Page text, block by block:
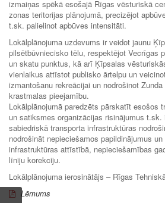
izmaiņas spēkā esošajā Rīgas vēsturiskā
zonas teritorijas plānojumā, precizējot
t.sk. palielinot apbūves intensitāti.
Lokālplānojuma uzdevums ir veidot jaunu
pilsētbūvniecisko tēlu, respektējot Vecrīgas
un skatu punktus, kā arī Ķīpsalas
vienlaikus attīstot publisko ārtelpu un
izmantošanu rekreācijai un nodrošinot
krastmalas pieejamību.
Lokālplānojumā paredzēts pārskatīt esošos
un satiksmes organizācijas risinājumus
sabiedriskā transporta infrastruktūras
nodrošināt nepieciešamos papildinājumus
infrastruktūras attīstībā, nepieciešamības
līniju korekciju.
Lokālplānojuma ierosinātājs – Rīgas
Lēmums